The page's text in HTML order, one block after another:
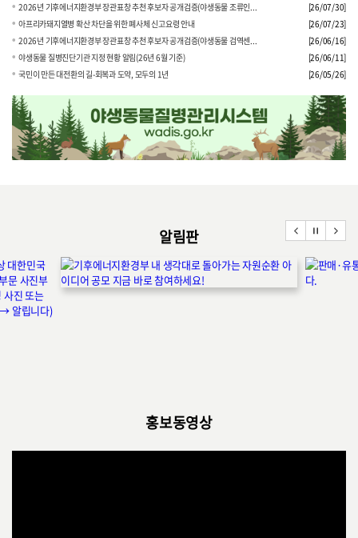
2026년 기후에너지환경부 장관표창 추천 후보자 공개검증(야생동물 조류인...
[26/07/30]
아프리카돼지열병 확산 차단을 위한 폐사체 신고요령 안내
[26/07/23]
2026년 기후에너지환경부 장관표창 추천 후보자 공개검증(야생동물 검역센...
[26/06/16]
야생동물 질병진단기관 지정 현황 알림(26년 6월 기준)
[26/06/11]
국민이 만든 대전환의 길-회복과 도약, 모두의 1년
[26/05/26]
알림판
홍보동영상